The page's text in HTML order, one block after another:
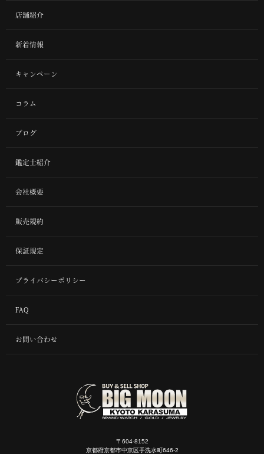
店舗紹介
新着情報
キャンペーン
コラム
ブログ
鑑定士紹介
会社概要
販売規約
保証規定
プライバシーポリシー
FAQ
お問い合わせ
〒604-8152
京都府京都市中京区手洗水町646-2